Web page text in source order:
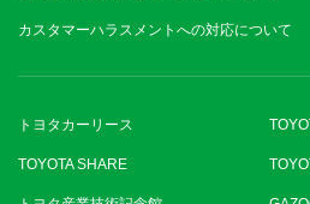
カスタマーハラスメントへの対応について
トヨタカーリース
TOYOTA SHARE